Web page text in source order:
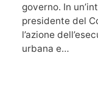
governo. In
presidente del
l’azione
urbana e…